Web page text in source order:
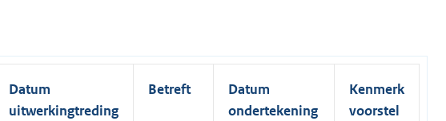
Datum
uitwerkingtreding
Betreft
Datum
ondertekening
Kenmerk
voorstel